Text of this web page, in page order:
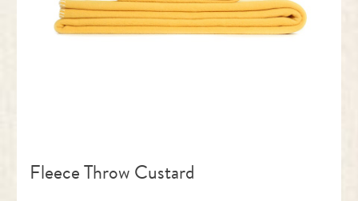
Fleece Throw Custard